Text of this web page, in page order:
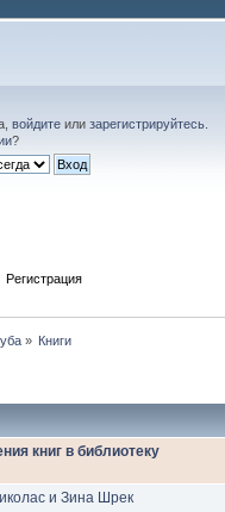
войдите илизарегистрируйтесь
?
Регистрация
» Книги
книг в библиотеку
и Зина Шрек